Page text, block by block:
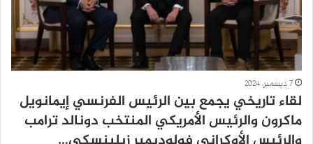
7 ديسمبر، 2024
لقاء تاريخي يجمع بين الرئيس الفرنسي إيمانويل
ماكرون والرئيس الأمريكي المنتخب دونالد ترامب